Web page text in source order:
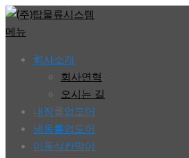
콘
텐
메뉴
회사소개
회사연혁
오시는 길
내장롤업도어
냉동롤업도어
이동식칸막이